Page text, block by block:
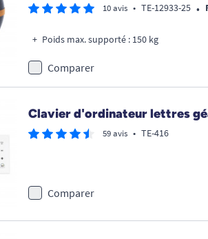
10 avis • TE-12933-25 •
Poids max. supporté : 150 kg
Comparer
Clavier d'ordinateur lettres
59 avis • TE-416
Comparer